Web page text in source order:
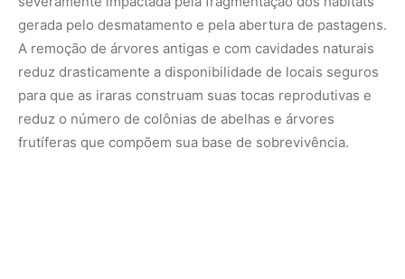
gerada pelo desmatamento e pela abertura de pastagens.
A remoção de árvores antigas e com cavidades naturais
reduz drasticamente a disponibilidade de locais seguros
para que as iraras construam suas tocas reprodutivas e
reduz o número de colônias de abelhas e árvores
frutíferas que compõem sua base de sobrevivência.